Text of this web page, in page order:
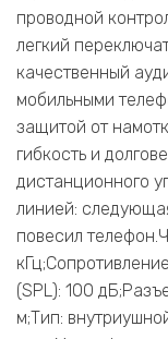
проводной
легкий
качественный
мобильными
защитой от
гибкость и
дистанционного
линией:
повесил
(SPL): 100
м;Тип: